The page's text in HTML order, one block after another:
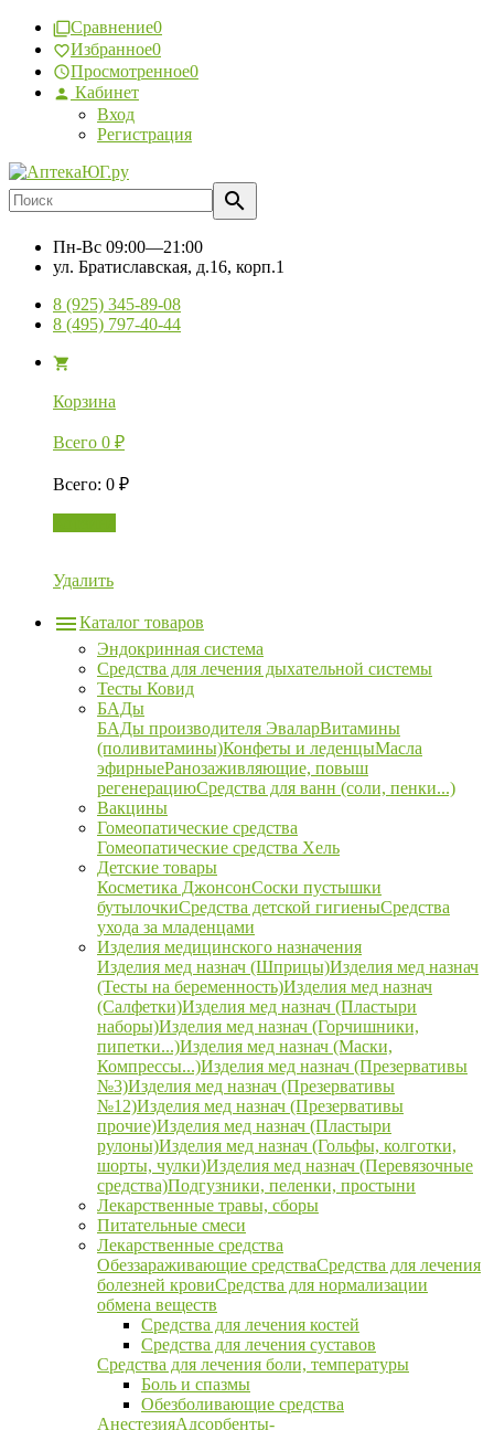
Сравнение0
Избранное0
Просмотренное0
Кабинет
Вход
Регистрация
Пн-Вс 09:00—21:00
ул. Братиславская, д.16, корп.1
8 (925) 345-89-08
8 (495) 797-40-44
Корзина
Всего 0 ₽
Всего: 0 ₽
Удалить
Каталог товаров
Эндокринная система
Средства для лечения дыхательной системы
Тесты Ковид
БАДы
БАДы производителя ЭваларВитамины
(поливитамины)Конфеты и леденцыМасла
эфирныеРанозаживляющие, повыш
регенерациюСредства для ванн (соли, пенки...)
Вакцины
Гомеопатические средства
Гомеопатические средства Хель
Детские товары
Косметика ДжонсонСоски пустышки
бутылочкиСредства детской гигиеныСредства
ухода за младенцами
Изделия медицинского назначения
Изделия мед назнач (Шприцы)Изделия мед назнач
(Тесты на беременность)Изделия мед назнач
(Салфетки)Изделия мед назнач (Пластыри
наборы)Изделия мед назнач (Горчишники,
пипетки...)Изделия мед назнач (Маски,
Компрессы...)Изделия мед назнач (Презервативы
№3)Изделия мед назнач (Презервативы
№12)Изделия мед назнач (Презервативы
прочие)Изделия мед назнач (Пластыри
рулоны)Изделия мед назнач (Гольфы, колготки,
шорты, чулки)Изделия мед назнач (Перевязочные
средства)Подгузники, пеленки, простыни
Лекарственные травы, сборы
Питательные смеси
Лекарственные средства
Обеззараживающие средстваСредства для лечения
болезней кровиСредства для нормализации
обмена веществ
Средства для лечения костей
Средства для лечения суставов
Средства для лечения боли, температуры
Боль и спазмы
Обезболивающие средства
АнестезияАдсорбенты-